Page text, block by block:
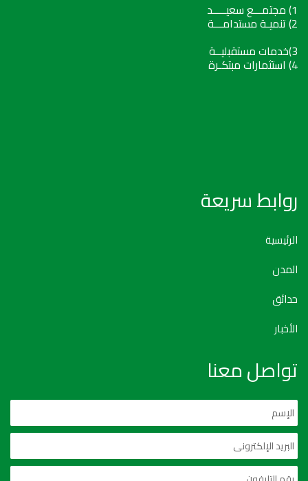
1) مجتمـــع سعيـــــد
2) تنميـة مستدامـــة
3)خدمات مستقبليــة
4) استثمارات مبتكـرة
روابط سريعة
الرئيسية
المدن
حدائق
الأخبار
تواصل معنا